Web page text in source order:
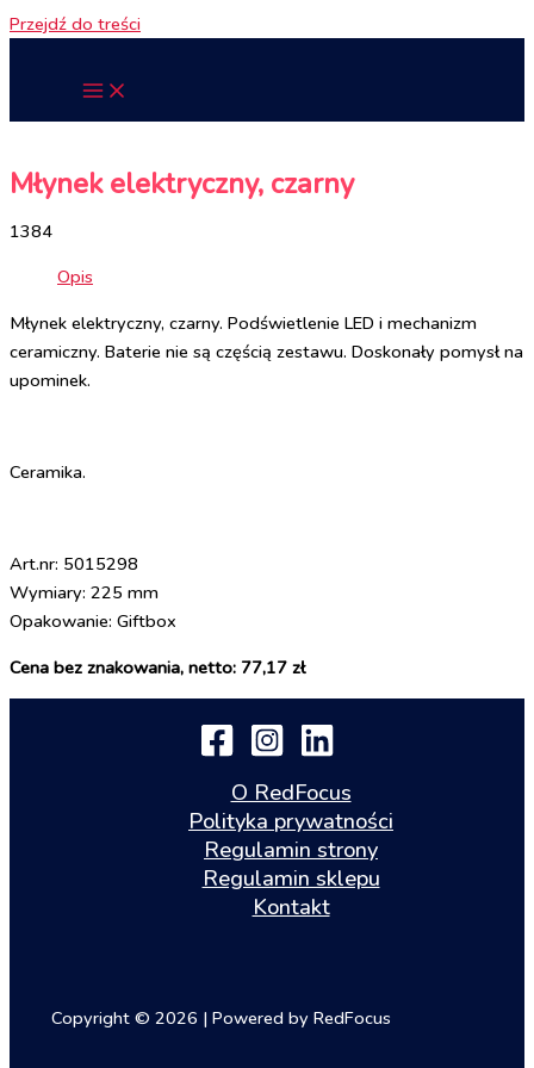
Przejdź do treści
Młynek elektryczny, czarny
1384
Opis
Młynek elektryczny, czarny. Podświetlenie LED i mechanizm
ceramiczny. Baterie nie są częścią zestawu. Doskonały pomysł na
upominek.
Ceramika.
Art.nr: 5015298
Wymiary: 225 mm
Opakowanie: Giftbox
Cena bez znakowania, netto: 77,17 zł
O RedFocus
Polityka prywatności
Regulamin strony
Regulamin sklepu
Kontakt
Copyright © 2026 | Powered by RedFocus